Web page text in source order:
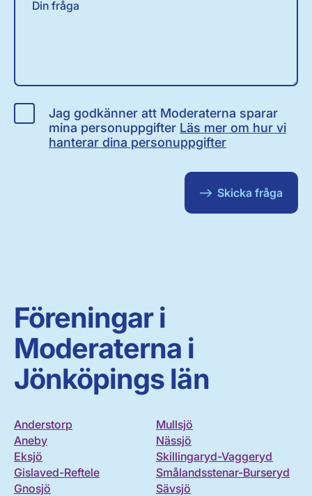
Jag godkänner att Moderaterna sparar
mina personuppgifter Läs mer om hur vi
hanterar dina personuppgifter
Skicka fråga
Föreningar i
Moderaterna i
Jönköpings län
Anderstorp
Aneby
Eksjö
Gislaved-Reftele
Gnosjö
Mullsjö
Nässjö
Skillingaryd-Vaggeryd
Smålandsstenar-Burseryd
Sävsjö